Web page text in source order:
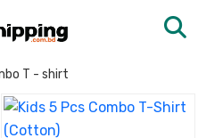
T - shirt